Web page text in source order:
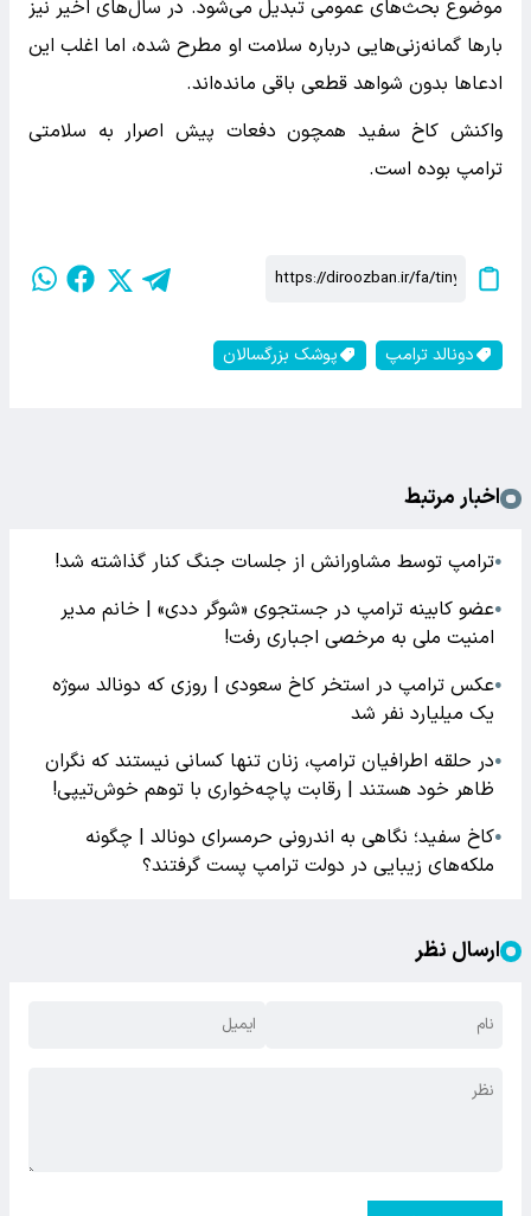
موضوع بحث‌های عمومی تبدیل می‌شود. در سال‌های اخیر نیز
بارها گمانه‌زنی‌هایی درباره سلامت او مطرح شده، اما اغلب این
ادعاها بدون شواهد قطعی باقی مانده‌اند.
واکنش کاخ سفید همچون دفعات پیش اصرار به سلامتی
ترامپ بوده است.
دونالد ترامپ پوشک بزرگسالان
اخبار مرتبط
●ترامپ توسط مشاورانش از جلسات جنگ کنار گذاشته شد!
●عضو کابینه ترامپ در جستجوی «شوگر ددی» | خانم مدیر
امنیت ملی به مرخصی اجباری رفت!
●عکس ترامپ در استخر کاخ سعودی | روزی که دونالد سوژه
یک میلیارد نفر شد
●در حلقه اطرافیان ترامپ، زنان تنها کسانی نیستند که نگران
ظاهر خود هستند | رقابت پاچه‌خواری با توهم خوش‌تیپی!
●کاخ سفید؛ نگاهی به اندرونی حرمسرای دونالد | چگونه
ملکه‌های زیبایی در دولت ترامپ پست گرفتند؟
ارسال نظر